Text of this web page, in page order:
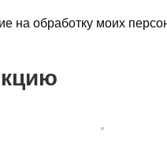
на обработку моих